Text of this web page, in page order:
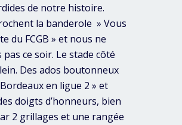
de notre histoire.
la banderole » Vous
du FCGB » et nous ne
ce soir. Le stade côté
Des ados boutonneux
en ligue 2 » et
doigts d’honneurs, bien
2 grillages et une rangée